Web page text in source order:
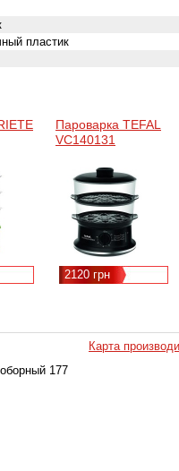
пластик
Пароварка TEFAL
VC140131
2120 грн
Карта
177